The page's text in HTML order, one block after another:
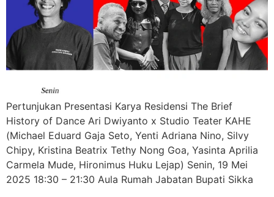
Pertunjukan Presentasi Karya Residensi The Brief
History of Dance Ari Dwiyanto x Studio Teater KAHE
(Michael Eduard Gaja Seto, Yenti Adriana Nino, Silvy
Chipy, Kristina Beatrix Tethy Nong Goa, Yasinta Aprilia
Carmela Mude, Hironimus Huku Lejap) Senin, 19 Mei
2025 18:30 – 21:30 Aula Rumah Jabatan Bupati Sikka